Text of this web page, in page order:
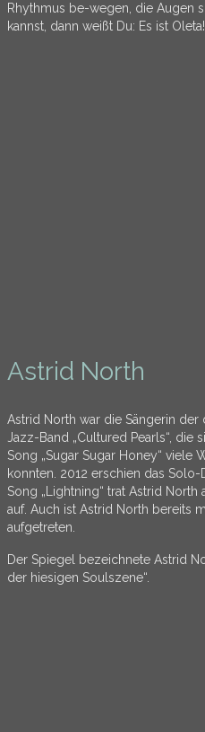
Rhythmus be-wegen, die Augen
kannst, dann weißt Du: Es ist
Astrid North
Astrid North war die Sängerin
Jazz-Band „Cultured Pearls“, die
Song „Sugar Sugar Honey“ viele
konnten. 2012 erschien das
Song „Lightning“ trat Astrid North
auf. Auch ist Astrid North bereits
aufgetreten.
Der Spiegel bezeichnete Astrid
der hiesigen Soulszene“.